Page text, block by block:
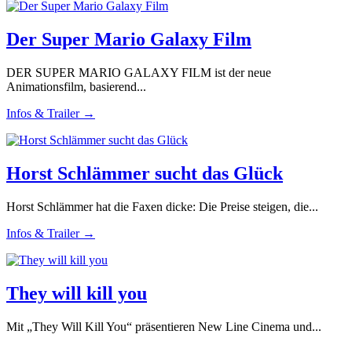
Der Super Mario Galaxy Film
DER SUPER MARIO GALAXY FILM ist der neue
Animationsfilm, basierend...
Infos & Trailer →
Horst Schlämmer sucht das Glück
Horst Schlämmer hat die Faxen dicke: Die Preise steigen, die...
Infos & Trailer →
They will kill you
Mit „They Will Kill You“ präsentieren New Line Cinema und...